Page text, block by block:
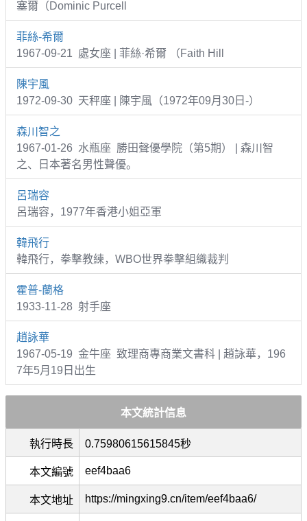
塞爾（Dominic Purcell
菲絲-希爾
1967-09-21 處女座 | 菲絲·希爾 （Faith Hill
陳宇風
1972-09-30 天秤座 | 陳宇風（1972年09月30日-）
森川智之
1967-01-26 水瓶座 勝田聲優學院（第5期） | 森川智
之、日本著名男性聲優。
呂瑞容
呂瑞容，1977年香港小姐亞軍
韓飛行
韓飛行，拳擊教練，WBO世界拳擊組織裁判
霍普-蘭格
1933-11-28 射手座
趙詠華
1967-05-19 金牛座 致理商專商業文書科 | 趙詠華，196
7年5月19日出生
本文統計信息
執行時長 0.75980615615845秒
本文編號 eef4baa6
本文地址 https://mingxing9.cn/item/eef4baa6/